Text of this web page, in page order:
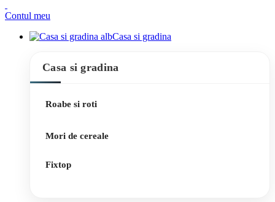
Contul meu
Casa si gradina
Casa si gradina
Roabe si roti
Mori de cereale
Fixtop